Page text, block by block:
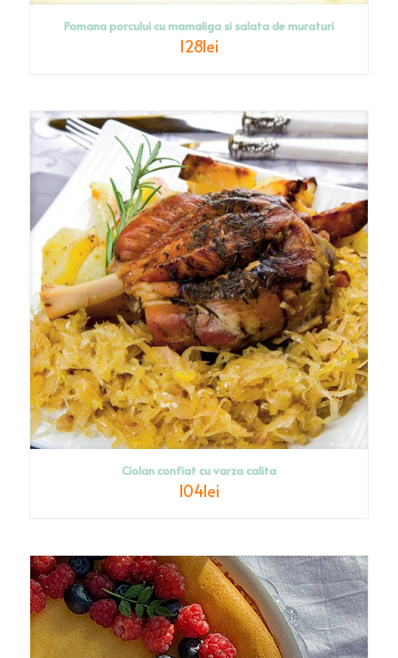
Pomana porcului cu mamaliga si salata de muraturi
128lei
Ciolan confiat cu varza calita
104lei